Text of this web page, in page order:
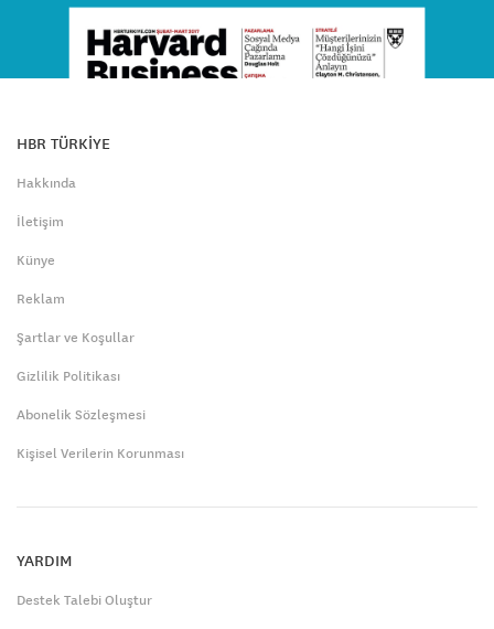
HBR TÜRKİYE
Hakkında
İletişim
Künye
Reklam
Şartlar ve Koşullar
Gizlilik Politikası
Abonelik Sözleşmesi
Kişisel Verilerin Korunması
YARDIM
Destek Talebi Oluştur